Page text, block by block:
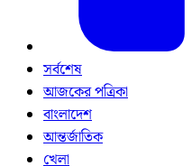
সর্বশেষ
আজকের পত্রিকা
বাংলাদেশ
আন্তর্জাতিক
খেলা